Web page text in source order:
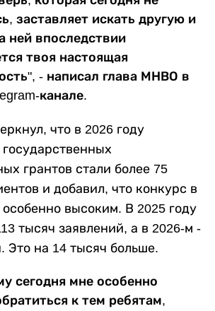
заставляет искать другую и
ней впоследствии
твоя настоящая
- написал глава МНВО в
канале.
что в 2026 году
грантов стали более 75
и добавил, что конкурс в
высоким. В 2025 году
тысяч заявлений, а в 2026-м -
Это на 14 тысяч больше.
сегодня мне особенно
к тем ребятам,